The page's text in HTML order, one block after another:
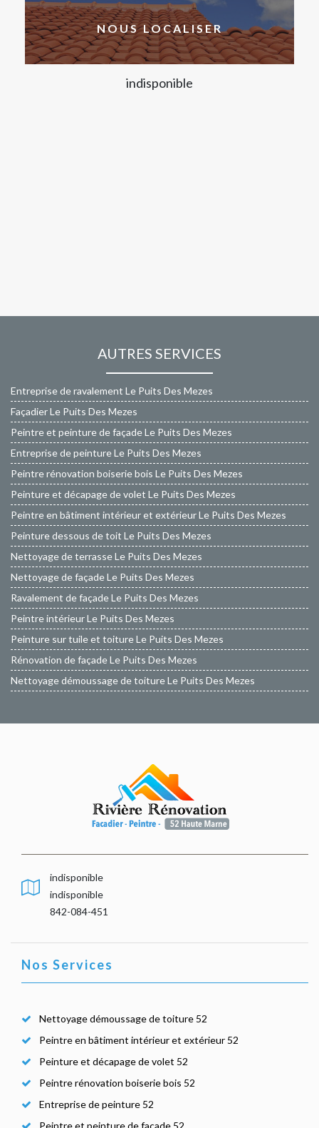
NOUS LOCALISER
indisponible
AUTRES SERVICES
Entreprise de ravalement Le Puits Des Mezes
Façadier Le Puits Des Mezes
Peintre et peinture de façade Le Puits Des Mezes
Entreprise de peinture Le Puits Des Mezes
Peintre rénovation boiserie bois Le Puits Des Mezes
Peinture et décapage de volet Le Puits Des Mezes
Peintre en bâtiment intérieur et extérieur Le Puits Des Mezes
Peinture dessous de toit Le Puits Des Mezes
Nettoyage de terrasse Le Puits Des Mezes
Nettoyage de façade Le Puits Des Mezes
Ravalement de façade Le Puits Des Mezes
Peintre intérieur Le Puits Des Mezes
Peinture sur tuile et toiture Le Puits Des Mezes
Rénovation de façade Le Puits Des Mezes
Nettoyage démoussage de toiture Le Puits Des Mezes
indisponible
indisponible
842-084-451
Nos Services
Nettoyage démoussage de toiture 52
Peintre en bâtiment intérieur et extérieur 52
Peinture et décapage de volet 52
Peintre rénovation boiserie bois 52
Entreprise de peinture 52
Peintre et peinture de façade 52